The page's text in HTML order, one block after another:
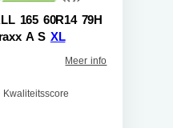
165 60R14 79H
A S XL
Meer info
Kwaliteitsscore